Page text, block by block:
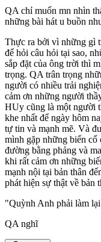
QA chỉ muốn mn nhìn
những bài hát u buồn
Thực ra bởi vì những gì
để hỏi câu hỏi tại sao,
sắp đặt của ông trời thì
trọng. QA trân trọng
người có nhiều trải
cảm ơn những người
HUy cũng là một người
khe nhất để ngày hôm
tự tin và mạnh mẽ. Và
mình gặp những biến cố
đường bằng phảng và
khi rất cảm ơn những
mạnh nội tại bản thân
phát hiện sự thật về bản
"Quỳnh Anh phải làm
QA nghĩ